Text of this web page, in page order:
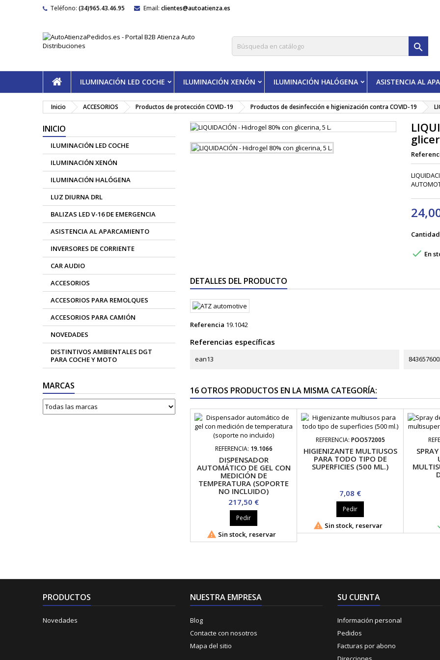
Teléfono: (34)965.43.46.95 Email: clientes@autoatienza.es

ILUMINACIÓN LED COCHE ILUMINACIÓN XENÓN ILUMINACIÓN HALÓGENA ASISTENCIA AL
Inicio ACCESORIOS Productos de protección COVID-19 Productos de desinfección e higienización contra COVID-19
INICIO
ILUMINACIÓN LED COCHE
ILUMINACIÓN XENÓN
ILUMINACIÓN HALÓGENA
LUZ DIURNA DRL
BALIZAS LED V-16 DE EMERGENCIA
ASISTENCIA AL APARCAMIENTO
INVERSORES DE CORRIENTE
CAR AUDIO
ACCESORIOS
ACCESORIOS PARA REMOLQUES
ACCESORIOS PARA CAMIÓN
NOVEDADES
DISTINTIVOS AMBIENTALES DGT
PARA COCHE Y MOTO
MARCAS
Cantidad
 En
DETALLES DEL PRODUCTO
Referencia 19.1042
Referencias específicas
ean13
16 OTROS PRODUCTOS EN LA MISMA CATEGORÍA:
REFERENCIA: 19.1066
DISPENSADOR
AUTOMÁTICO DE GEL CON
MEDICIÓN DE
TEMPERATURA (SOPORTE
NO INCLUIDO)
Precio
217,50 €
Pedir
 Sin stock, reservar
REFERENCIA: POO572005
HIGIENIZANTE MULTIUSOS
PARA TODO TIPO DE
SUPERFICIES (500 ML.)
Precio
7,08 €
Pedir
 Sin stock, reservar
PRODUCTOS
Novedades
NUESTRA EMPRESA
Blog
Contacte con nosotros
Mapa del sitio
SU CUENTA
Información personal
Pedidos
Facturas por abono